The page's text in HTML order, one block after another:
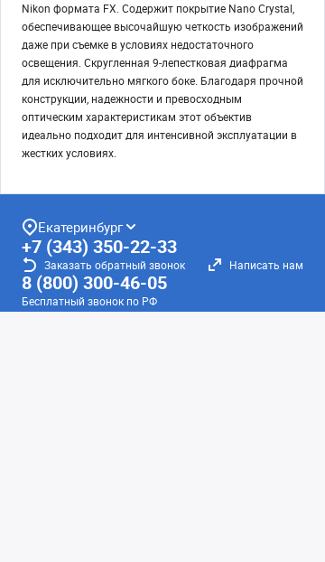
Nikon формата FX. Содержит покрытие Nano Crystal,
обеспечивающее высочайшую четкость изображений
даже при съемке в условиях недостаточного
освещения. Скругленная 9-лепестковая диафрагма
для исключительно мягкого боке. Благодаря прочной
конструкции, надежности и превосходным
оптическим характеристикам этот объектив
идеально подходит для интенсивной эксплуатации в
жестких условиях.
Екатеринбург
+7 (343) 350-22-33
Заказать обратный звонок Написать нам
8 (800) 300-46-05
Бесплатный звонок по РФ